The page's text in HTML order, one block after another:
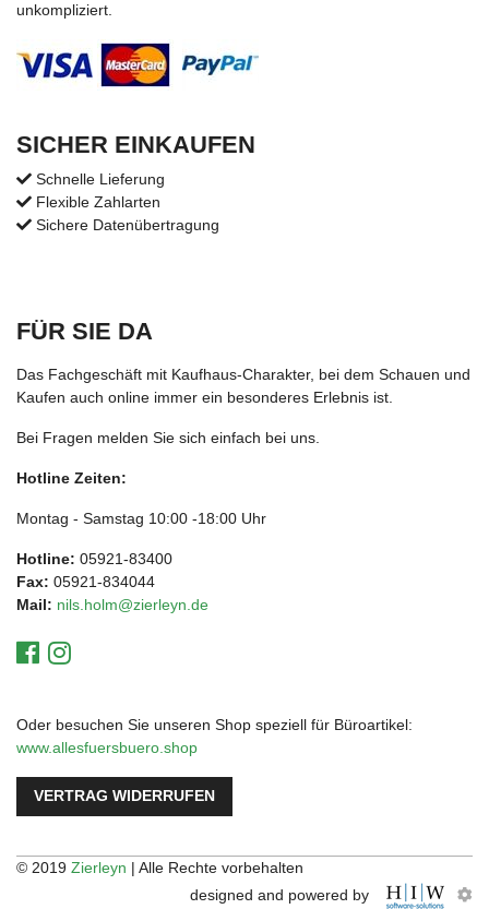
unkompliziert.
SICHER EINKAUFEN
Schnelle Lieferung
Flexible Zahlarten
Sichere Datenübertragung
FÜR SIE DA
Das Fachgeschäft mit Kaufhaus-Charakter, bei dem Schauen und
Kaufen auch online immer ein besonderes Erlebnis ist.
Bei Fragen melden Sie sich einfach bei uns.
Hotline Zeiten:
Montag - Samstag 10:00 -18:00 Uhr
Hotline: 05921-83400
Fax: 05921-834044
Mail: nils.holm@zierleyn.de
Oder besuchen Sie unseren Shop speziell für Büroartikel:
www.allesfuersbuero.shop
VERTRAG WIDERRUFEN
© 2019 Zierleyn | Alle Rechte vorbehalten
designed and powered by